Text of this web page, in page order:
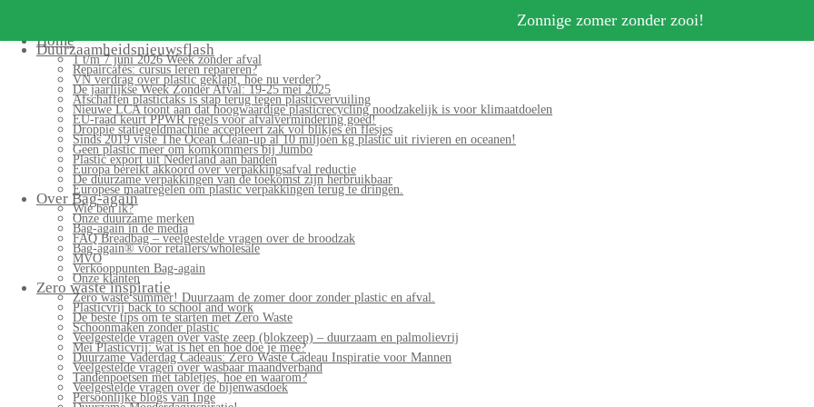
Home
Duurzaamheidsnieuwsflash
1 t/m 7 juni 2026 Week zonder afval
Repaircafés: cursus leren repareren?
VN verdrag over plastic geklapt, hoe nu verder?
De jaarlijkse Week Zonder Afval: 19-25 mei 2025
Afschaffen plastictaks is stap terug tegen plasticvervuiling
Nieuwe LCA toont aan dat hoogwaardige plasticrecycling noodzakelijk is voor klimaatdoelen
EU-raad keurt PPWR regels voor afvalvermindering goed!
Droppie statiegeldmachine accepteert zak vol blikjes en flesjes
Sinds 2019 viste The Ocean Clean-up al 10 miljoen kg plastic uit rivieren en oceanen!
Geen plastic meer om komkommers bij Jumbo
Plastic export uit Nederland aan banden
Europa bereikt akkoord over verpakkingsafval reductie
De duurzame verpakkingen van de toekomst zijn herbruikbaar
Europese maatregelen om plastic verpakkingen terug te dringen.
Over Bag-again
Wie ben ik?
Onze duurzame merken
Bag-again in de media
FAQ Breadbag – veelgestelde vragen over de broodzak
Bag-again® voor retailers/wholesale
MVO
Verkooppunten Bag-again
Onze klanten
Zero waste inspiratie
Zero waste summer! Duurzaam de zomer door zonder plastic en afval.
Plasticvrij back to school and work
De beste tips om te starten met Zero Waste
Schoonmaken zonder plastic
Veelgestelde vragen over vaste zeep (blokzeep) – duurzaam en palmolievrij
Mei Plasticvrij: wat is het en hoe doe je mee?
Duurzame Vaderdag Cadeaus: Zero Waste Cadeau Inspiratie voor Mannen
Veelgestelde vragen over wasbaar maandverband
Tandenpoetsen met tabletjes, hoe en waarom?
Veelgestelde vragen over de bijenwasdoek
Persoonlijke blogs van Inge
Zonnige zomer zonder zooi!